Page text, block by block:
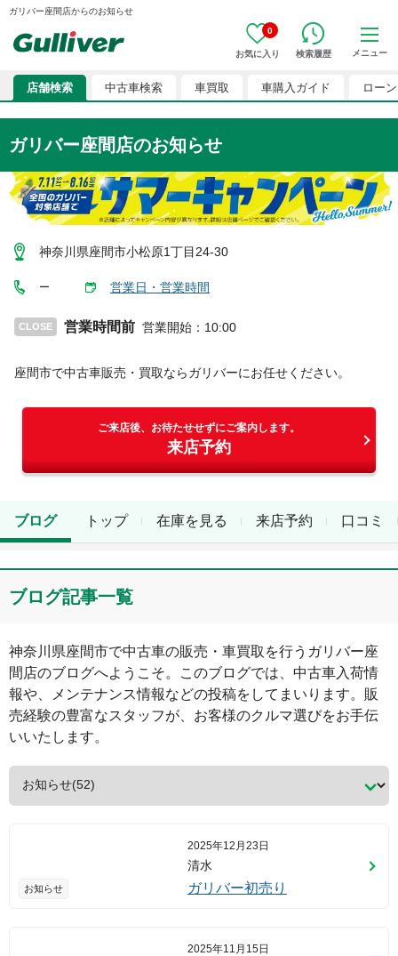
ガリバー座間店からのお知らせ
0
お気に入り 検索履歴 メニュー
店舗検索 中古車検索 車買取 車購入ガイド ローン
ガリバー座間店のお知らせ
神奈川県座間市小松原1丁目24-30
ー 営業日・営業時間
CLOSE 営業時間前 営業開始 ： 10:00
座間市で中古車販売・買取ならガリバーにお任せください。
ご来店後、お待たせせずにご案内します。
来店予約
トップ 在庫を見る 来店予約 口コミ
ブログ
ブログ記事一覧
神奈川県座間市で中古車の販売・車買取を行う ガリバー座
間店のブログへようこそ。このブログでは、中古車入荷情
報や、メンテナンス情報などの投稿をしてまいります。販
売経験の豊富なスタッフが、お客様のクルマ選びをお手伝
いいたします。
お知らせ
2025年12月23日
清水
ガリバー初売り
2025年11月15日